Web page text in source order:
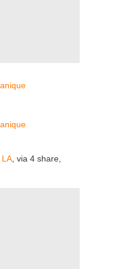
LA , via 4 share,